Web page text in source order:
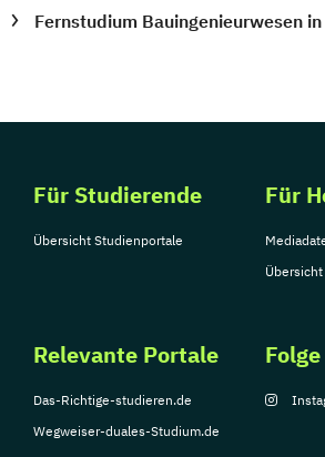
Fernstudium Bauingenieurwesen
Für Studierende
Übersicht Studienportale
Für
Relevante Portale
Das-Richtige-studieren.de
Wegweiser-duales-Studium.de